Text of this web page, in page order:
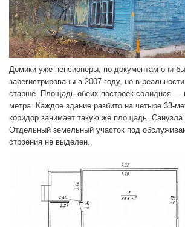
Домики уже пенсионеры, по документам они
зарегистрированы в 2007 году, но в
старше. Площадь обеих построек солидная —
метра. Каждое здание разбито на четыре 33-
коридор занимает такую же площадь. Санузла
Отдельный земельный участок под
строения не выделен.